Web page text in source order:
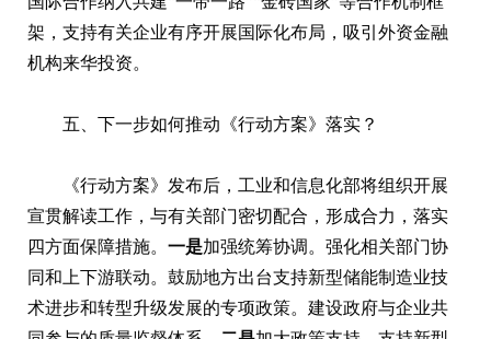
架，支持有关企业有序开展国际化布局，吸引外资金融
机构来华投资。
五、下一步如何推动《行动方案》落实？
《行动方案》发布后，工业和信息化部将组织开展
宣贯解读工作，与有关部门密切配合，形成合力，落实
四方面保障措施。 一是加强统筹协调。强化相关部门协
同和上下游联动。鼓励地方出台支持新型储能制造业技
术进步和转型升级发展的专项政策。建设政府与企业共